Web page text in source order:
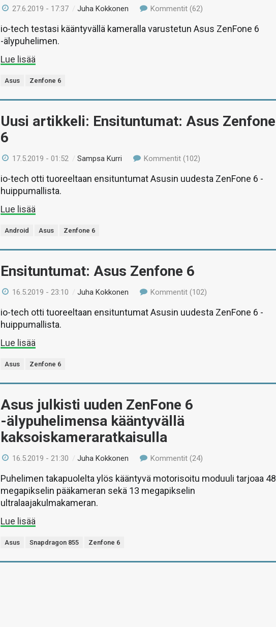
27.6.2019 - 17:37 /Juha Kokkonen Kommentit (62)
io-tech testasi kääntyvällä kameralla varustetun Asus ZenFone 6
-älypuhelimen.
Lue lisää
Asus Zenfone 6
Uusi artikkeli: Ensituntumat: Asus Zenfone
6
17.5.2019 - 01:52 /Sampsa Kurri Kommentit (102)
io-tech otti tuoreeltaan ensituntumat Asusin uudesta ZenFone 6 -
huippumallista.
Lue lisää
Android Asus Zenfone 6
Ensituntumat: Asus Zenfone 6
16.5.2019 - 23:10 /Juha Kokkonen Kommentit (102)
io-tech otti tuoreeltaan ensituntumat Asusin uudesta ZenFone 6 -
huippumallista.
Lue lisää
Asus Zenfone 6
Asus julkisti uuden ZenFone 6
-älypuhelimensa kääntyvällä
kaksoiskameraratkaisulla
16.5.2019 - 21:30 /Juha Kokkonen Kommentit (24)
Puhelimen takapuolelta ylös kääntyvä motorisoitu moduuli tarjoaa 48
megapikselin pääkameran sekä 13 megapikselin
ultralaajakulmakameran.
Lue lisää
Asus Snapdragon 855 Zenfone 6